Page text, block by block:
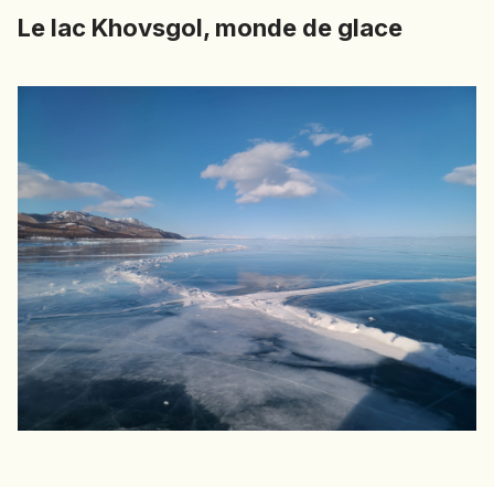
INDONÉSIE
JAPON
KAZAKHSTAN
KENYA
KOSOVO
LAOS
LETTONIE
LIBÉRIA
LITUANIE
MACÉDOINE DU NORD
MADAGASCAR
Le lac Khovsgol, monde de glace